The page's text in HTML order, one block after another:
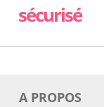
sécurisé
A PROPOS